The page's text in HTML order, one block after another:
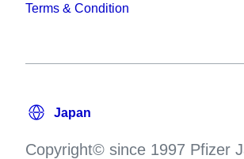
Terms & Condition
Copyright© since 1997 Pfizer